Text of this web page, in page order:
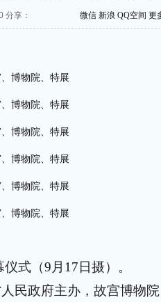
分享： 微信 新浪 QQ空间 更
式（9 月 17 日摄）。
民政府主办，故宫博物